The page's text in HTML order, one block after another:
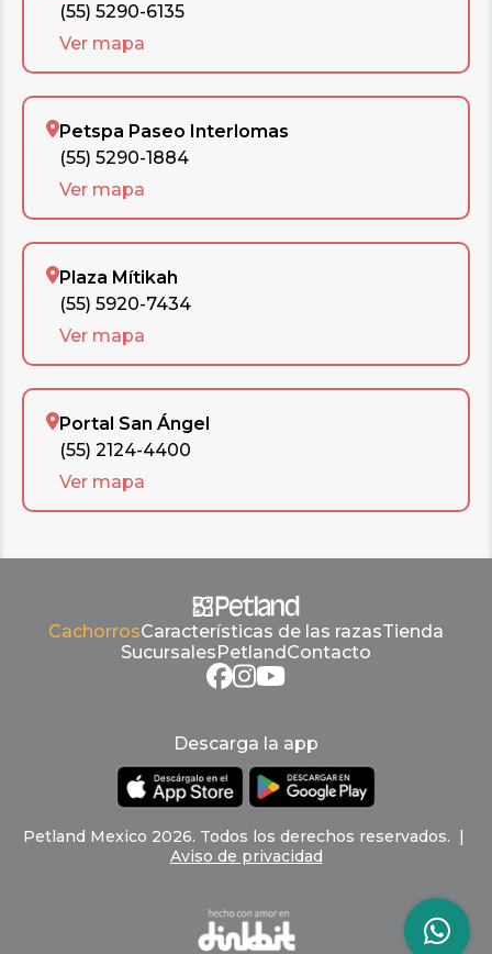
(55) 5290-6135
Ver mapa
Petspa Paseo Interlomas
(55) 5290-1884
Ver mapa
Plaza Mítikah
(55) 5920-7434
Ver mapa
Portal San Ángel
(55) 2124-4400
Ver mapa
CachorrosCaracterísticas de las razasTienda
Sucursales Petland Contacto
Descarga la app
Petland Mexico 2026. Todos los derechos reservados. |
Aviso de privacidad